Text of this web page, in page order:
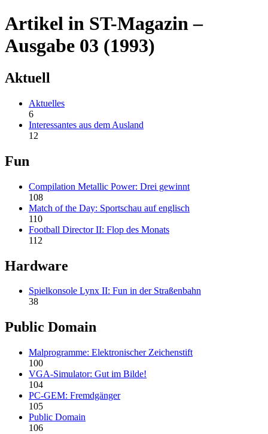
Artikel in ST-Magazin –
Ausgabe 03 (1993)
Aktuell
Aktuelles
6
Interessantes aus dem Ausland
12
Fun
Compilation Metallic Power: Drei gewinnt
108
Match of the Day: Sportschau auf englisch
110
Football Director II: Flop des Monats
112
Hardware
Spielkonsole Lynx II: Fun in der Straßenbahn
38
Public Domain
Malprogramme: Elektronischer Zeichenstift
100
VGA-Simulator: Gut im Bilde!
104
PC-GEM: Fremdgänger
105
Public Domain
106